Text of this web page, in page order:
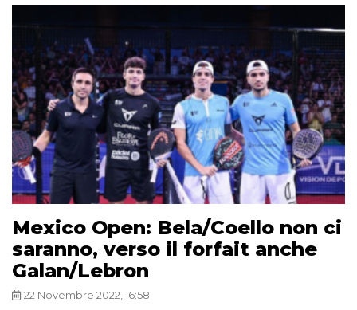
Mexico Open: Bela/Coello non ci
saranno, verso il forfait anche
Galan/Lebron
22 Novembre 2022, 16:58